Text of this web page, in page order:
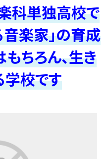
科単独高校で
音楽家」の育成
ちろん、生き
校です